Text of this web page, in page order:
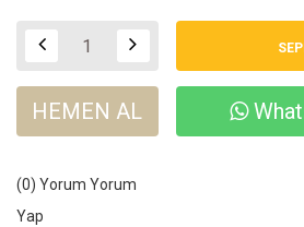
HEMEN AL
(0) Yorum Yorum
Yap